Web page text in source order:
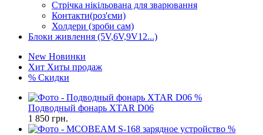
Стрічка нікільована для зварювання
Контакти(роз'єми)
Холдери (зроби сам)
Блоки живлення (5V,6V,9V12...)
New Новинки
Хит Хиты продаж
% Скидки
%
Подводный фонарь XTAR D06
1 850 грн.
%